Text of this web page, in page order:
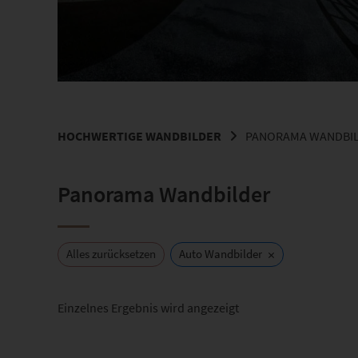
HOCHWERTIGE WANDBILDER PANORAMA
Panorama Wandbilder
Alles zurücksetzen Auto Wandbilder ×
Einzelnes Ergebnis wird angezeigt